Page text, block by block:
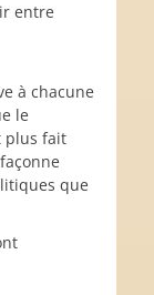
entre
à chacune
le
plus fait
que